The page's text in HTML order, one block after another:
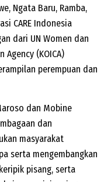
Ngata Baru, Ramba,
CARE Indonesia
dari UN Women dan
(KOICA)
perempuan dan
dan Mobine
dan
masyarakat
serta mengembangkan
pisang, serta